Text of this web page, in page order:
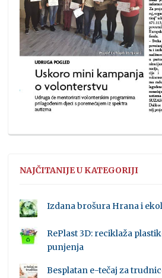
NAJČITANIJE U KATEGORIJI
Izdana brošura Hrana i
RePlast 3D: reciklaža
punjenja
Besplatan e-tečaj za